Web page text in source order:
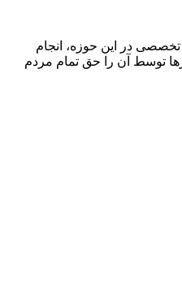
کردارائه خدمات تخصصی در این حوزه، انجام
توسط آن را حق تمام مردم